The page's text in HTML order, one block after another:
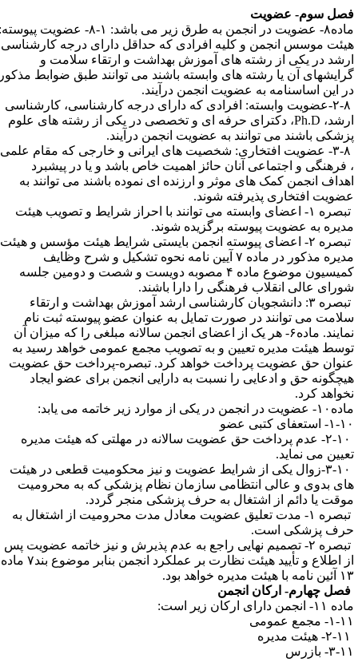
سوم- عضویت
ماده۸- عضویت در انجمن به طرق زیر می باشد: ۱-۸- عضویت پیوسته:
موسس انجمن و کلیه افرادی که حداقل دارای درجه کارشناسی
در یکی از رشته های آموزش بهداشت و ارتقاء سلامت و
آن یا رشته های وابسته باشند می توانند طبق ضوابط مذکور
این اساسنامه به عضویت انجمن درآیند.
۲-۸-عضویت وابسته: افرادی که دارای درجه کارشناسی، کارشناسی
ارشد، Ph.D، دکترای حرفه ای و تخصصی در یکی از رشته های علوم
باشند می توانند به عضویت انجمن درآیند.
۳-۸- عضویت افتخاری: شخصیت های ایرانی و خارجی که مقام علمی
فرهنگی و اجتماعی آنان حائز اهمیت خاص باشد و یا در پیشبرد
انجمن کمک های موثر و ارزنده ای نموده باشند می توانند به
افتخاری پذیرفته شوند.
تبصره ۱- اعضای وابسته می توانند با احراز شرایط و تصویب هیئت
به عضویت پیوسته برگزیده شوند.
تبصره ۲- اعضای پیوسته انجمن بایستی شرایط هیئت مؤسس و هیئت
مدیره مذکور در ماده ۷ آیین نامه نحوه تشکیل و شرح وظایف
کمیسیون موضوع ماده ۴ مصوبه دویست و شصت و دومین جلسه
عالی انقلاب فرهنگی را دارا باشند.
تبصره ۳: دانشجویان کارشناسی ارشد آموزش بهداشت و ارتقاء
می توانند در صورت تمایل به عنوان عضو پیوسته ثبت نام
نمایند. ماده۶- هر یک از اعضای انجمن سالانه مبلغی را که میزان آن
هیئت مدیره تعیین و به تصویب مجمع عمومی خواهد رسید به
حق عضویت پرداخت خواهد کرد. تبصره-پرداخت حق عضویت
حق و ادعایی را نسبت به دارایی انجمن برای عضو ایجاد
کرد.
انجمن در یکی از موارد زیر خاتمه می یابد:
استعفای کتبی عضو
۲-۱۰- عدم پرداخت حق عضویت سالانه در مهلتی که هیئت مدیره
می نماید.
۳-۱۰-زوال یکی از شرایط عضویت و نیز محکومیت قطعی در هیئت
بدوی و عالی انتظامی سازمان نظام پزشکی که به محرومیت
یا دائم از اشتغال به حرف پزشکی منجر گردد.
تبصره ۱- مدت تعلیق عضویت معادل مدت محرومیت از اشتغال به
پزشکی است.
تبصره ۲- تصمیم نهایی راجع به عدم پذیرش و نیز خاتمه عضویت پس
از اطلاع و تأیید هیئت نظارت بر عملکرد انجمن بنابر موضوع بند۷ ماده
هیئت مدیره خواهد بود.
چهارم- ارکان انجمن
انجمن دارای ارکان زیر است:
مجمع عمومی
بازرس